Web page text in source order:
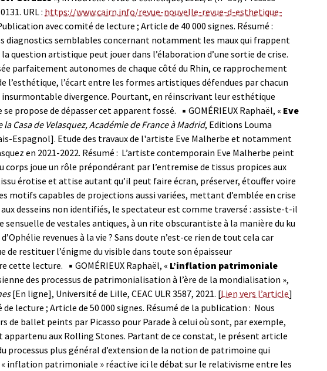
URL : https://www.cairn.info/revue-nouvelle-revue-d-esthetique-
avec comité de lecture ; Article de 40 000 signes. Résumé :
diagnostics semblables concernant notamment les maux qui frappent
question artistique peut jouer dans l’élaboration d’une sortie de crise.
parfaitement autonomes de chaque côté du Rhin, ce rapprochement
l’esthétique, l’écart entre les formes artistiques défendues par chacun
insurmontable divergence. Pourtant, en réinscrivant leur esthétique
propose de dépasser cet apparent fossé. ▪ GOMÉRIEUX Raphaël, « Eve
la Casa de Velasquez, Académie de France à Madrid, Editions Louma
Espagnol]. Etude des travaux de l'artiste Eve Malherbe et notamment
en 2021-2022. Résumé : L’artiste contemporain Eve Malherbe peint
corps joue un rôle prépondérant par l’entremise de tissus propices aux
érotise et attise autant qu’il peut faire écran, préserver, étouffer voire
motifs capables de projections aussi variées, mettant d’emblée en crise
desseins non identifiés, le spectateur est comme traversé : assiste-t-il
sensuelle de vestales antiques, à un rite obscurantiste à la manière du ku
revenues à la vie ? Sans doute n’est-ce rien de tout cela car
de restituer l’énigme du visible dans toute son épaisseur
cette lecture. ▪ GOMÉRIEUX Raphaël, « L’inflation patrimoniale
des processus de patrimonialisation à l’ère de la mondialisation »,
[En ligne], Université de Lille, CEAC ULR 3587, 2021. [Lien vers l’article]
lecture ; Article de 50 000 signes. Résumé de la publication : Nous
de ballet peints par Picasso pour Parade à celui où sont, par exemple,
appartenu aux Rolling Stones. Partant de ce constat, le présent article
processus plus général d’extension de la notion de patrimoine qui
inflation patrimoniale » réactive ici le débat sur le relativisme entre les